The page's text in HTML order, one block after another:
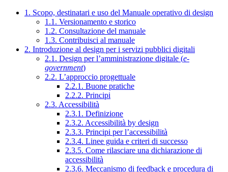
1. Scopo, destinatari e uso del Manuale operativo di design
1.1. Versionamento e storico
1.2. Consultazione del manuale
1.3. Contribuisci al manuale
2. Introduzione al design per i servizi pubblici digitali
2.1. Design per l’amministrazione digitale (e-
government)
2.2. L’approccio progettuale
2.2.1. Buone pratiche
2.2.2. Principi
2.3. Accessibilità
2.3.1. Definizione
2.3.2. Accessibilità by design
2.3.3. Principi per l’accessibilità
2.3.4. Linee guida e criteri di successo
2.3.5. Come rilasciare una dichiarazione di
accessibilità
2.3.6. Meccanismo di feedback e procedura di